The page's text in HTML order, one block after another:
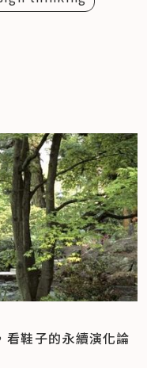
看鞋子的永續演化論